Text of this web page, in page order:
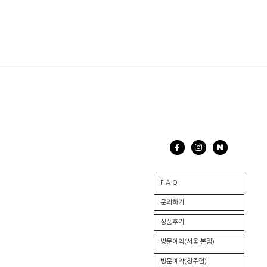
F A Q
문의하기
상품후기
방문예약(서울 본점)
방문예약(청주점)